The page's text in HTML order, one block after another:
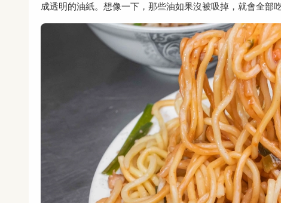
成透明的油紙。想像一下，那些油如果沒被吸掉，就會全部吃